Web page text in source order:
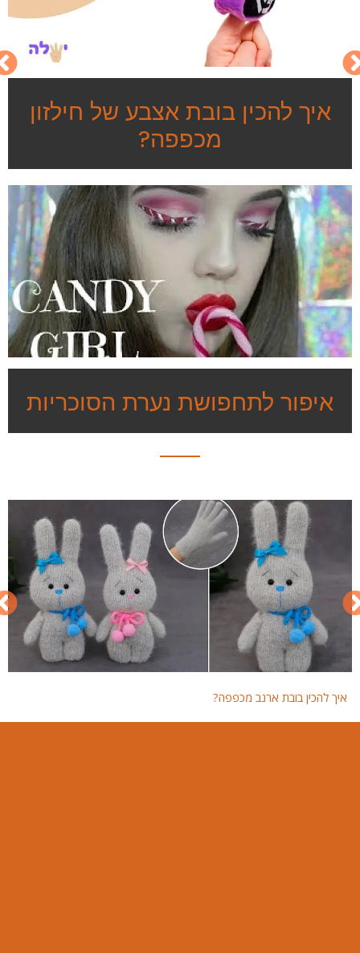
איך להכין בובת אצבע של חילזון
מכפפה?
איפור לתחפושת נערת הסוכריות
איך להכין בובת ארנב מכפפה?